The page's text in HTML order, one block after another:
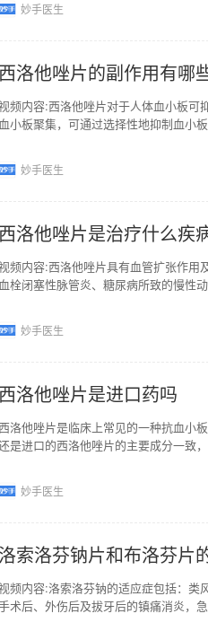
妙手医生
西洛他唑片的副作用有哪
频内容:西洛他唑片对于人体血小板可
血小板聚集，可通过选择性地抑制血小
妙手医生
西洛他唑片是治疗什么疾
频内容:西洛他唑片具有血管扩张作用
血栓闭塞性脉管炎、糖尿病所致的慢性
妙手医生
西洛他唑片是进口药吗
洛他唑片是临床上常见的一种抗血小
是进口的西洛他唑片的主要成分一致
妙手医生
洛索洛芬钠片和布洛芬片
频内容:洛索洛芬钠的适应症包括：类
术后、外伤后及拔牙后的镇痛消炎，